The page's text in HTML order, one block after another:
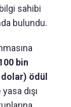
sahibi
bulundu.
bin
dolar) ödül
dışı